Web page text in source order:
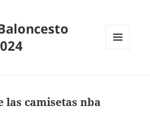
las camisetas nba